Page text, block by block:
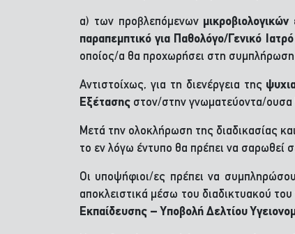
α) των προβλεπόμενων
παραπεμπτικό για Παθολόγο/Γενικό Ιατρό
οποίος/α θα προχωρήσει στη
Αντιστοίχως, για τη διενέργεια της
Εξέτασης στον/στην γνωματεύοντα/ουσα
Μετά την ολοκλήρωση της διαδικασίας
το εν λόγω έντυπο θα πρέπει να σαρωθεί
Οι υποψήφιοι/ες πρέπει να
αποκλειστικά μέσω του διαδικτυακού
Εκπαίδευσης – Υποβολή Δελτίου